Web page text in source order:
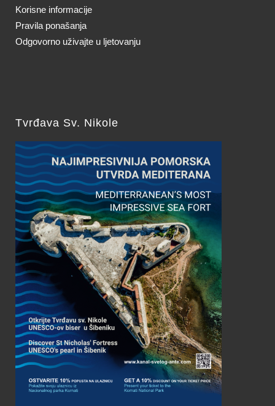
Korisne informacije
Pravila ponašanja
Odgovorno uživajte u ljetovanju
Tvrđava Sv. Nikole